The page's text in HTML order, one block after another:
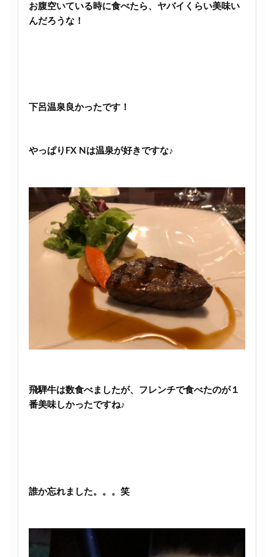
お腹空いている時に食べたら、ヤバイくらい美味い
んだろうな！
下呂温泉良かったです！
やっぱりFX Nは温泉が好きですな♪
飛騨牛は数食べましたが、フレンチで食べたのが１
番美味しかったですね♪
誰か忘れました。。。笑